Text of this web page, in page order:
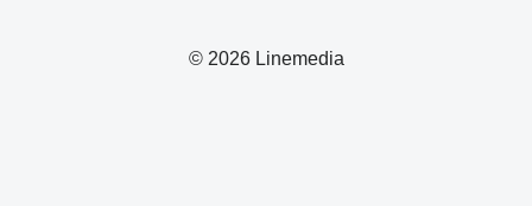
© 2026 Linemedia